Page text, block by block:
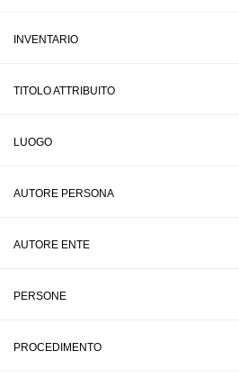
INVENTARIO
TITOLO ATTRIBUITO
LUOGO
AUTORE PERSONA
AUTORE ENTE
PERSONE
PROCEDIMENTO